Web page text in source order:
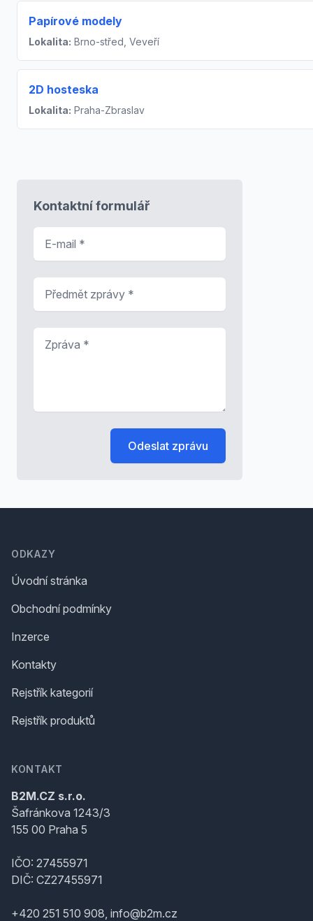
Papírové modely
Lokalita: Brno-střed, Veveří
2D hosteska
Lokalita: Praha-Zbraslav
Kontaktní formulář
Odeslat zprávu
ODKAZY
Úvodní stránka
Obchodní podmínky
Inzerce
Kontakty
Rejstřík kategorií
Rejstřík produktů
KONTAKT
B2M.CZ s.r.o.
Šafránkova 1243/3
155 00 Praha 5
IČO: 27455971
DIČ: CZ27455971
+420 251 510 908, info@b2m.cz